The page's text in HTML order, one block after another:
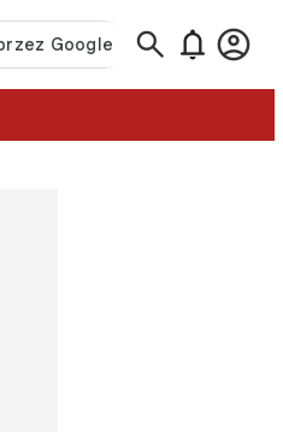
  